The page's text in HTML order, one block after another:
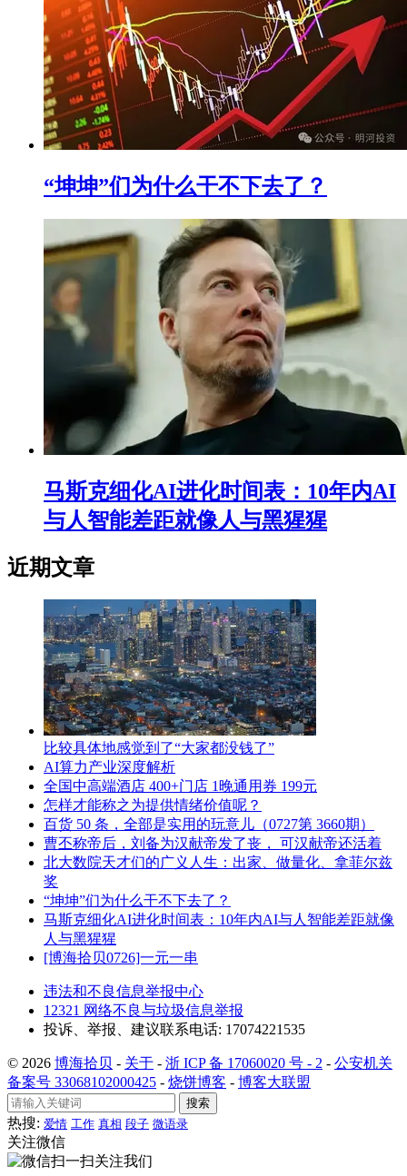
“坤坤”们为什么干不下去了？
马斯克细化AI进化时间表：10年内AI
与人智能差距就像人与黑猩猩
近期文章
比较具体地感觉到了“大家都没钱了”
AI算力产业深度解析
全国中高端酒店 400+门店 1晚通用券 199元
怎样才能称之为提供情绪价值呢？
百货 50 条，全部是实用的玩意儿（0727第 3660期）
曹丕称帝后，刘备为汉献帝发了丧， 可汉献帝还活着
北大数院天才们的广义人生：出家、做量化、拿菲尔兹
奖
“坤坤”们为什么干不下去了？
马斯克细化AI进化时间表：10年内AI与人智能差距就像
人与黑猩猩
[博海拾贝0726]一元一串
违法和不良信息举报中心
12321 网络不良与垃圾信息举报
投诉、举报、建议联系电话: 17074221535
© 2026 博海拾贝 - 关于 - 浙 ICP 备 17060020 号 - 2 - 公安机关
备案号 33068102000425 - 烧饼博客 - 博客大联盟
搜索
热搜: 爱情 工作 真相 段子 微语录
关注微信